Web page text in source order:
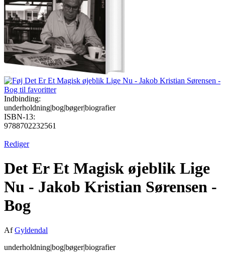
Indbinding:
underholdning|bog|bøger|biografier
ISBN-13:
9788702232561
Rediger
Det Er Et Magisk øjeblik Lige
Nu - Jakob Kristian Sørensen -
Bog
AfGyldendal
underholdning|bog|bøger|biografier